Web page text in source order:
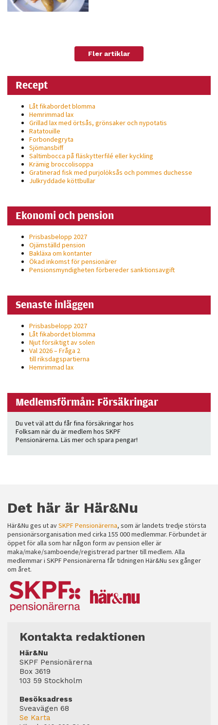
Fler artiklar
Recept
Låt fikabordet blomma
Hemrimmad lax
Grillad lax med örtsås, grönsaker och nypotatis
Ratatouille
Forbondegryta
Sjömansbiff
Saltimbocca på fläsk­ytterfilé eller kyckling
Krämig broccolisoppa
Gratinerad fisk med purjolöksås och pommes duchesse
Julkryddade köttbullar
Ekonomi och pension
Prisbasbelopp 2027
Ojämställd pension
Bakläxa om kontanter
Ökad inkomst för pensionärer
Pensionsmyndigheten förbereder sanktionsavgift
Senaste inläggen
Prisbasbelopp 2027
Låt fikabordet blomma
Njut försiktigt av solen
Val 2026 – Fråga 2
till riksdagspartierna
Hemrimmad lax
Medlemsförmån: Försäkringar
Du vet väl att du får fina försäkringar hos
Folksam när du är medlem hos SKPF
Pensionärerna. Läs mer och spara pengar!
Det här är Här&Nu
Här&Nu ges ut avSKPF Pensionärerna, som är landets tredje största
pensionärsorganisation med cirka 155 000 medlemmar. Förbundet är
öppet för alla som har någon form av pension eller är
maka/make/samboende/registrerad partner till medlem. Alla
medlemmar i SKPF Pensionärerna får tidningen Här&Nu sex gånger
om året.
Kontakta redaktionen
Här&Nu
SKPF Pensionärerna
Box 3619
103 59 Stockholm
Besöksadress
Sveavägen 68
Se Karta
prestera så
bra som
möjligt under
Om du nekar
kakorna
att försvinna
från
hemsidan.
Genom att dela
surfar ökar du
personligt